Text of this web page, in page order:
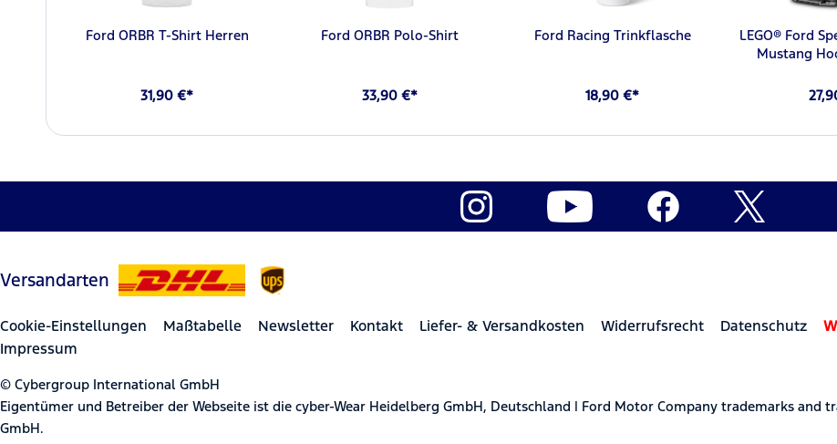
Ford ORBR T-Shirt Herren
31,90 €*
Ford ORBR Polo-Shirt
33,90 €*
Ford Racing Trinkflasche
18,90 €*
LEGO® Ford
Mustang
Versandarten
Cookie-Einstellungen Maßtabelle Newsletter Kontakt Liefer- & Versandkosten Widerrufsrecht Datenschutz
Impressum
© Cybergroup International GmbH
Eigentümer und Betreiber der Webseite ist die cyber-Wear Heidelberg GmbH, Deutschland | Ford Motor Company trademarks and
GmbH.